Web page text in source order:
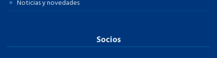
Noticias y novedades
Socios